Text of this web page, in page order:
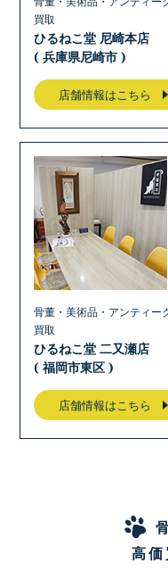
買取
ひるねこ堂 尼崎本店
( 兵庫県尼崎市 )
店舗情報はこちら
骨董・美術品・アンティー
買取
ひるねこ堂 二又瀬店
( 福岡市東区 )
店舗情報はこちら
高